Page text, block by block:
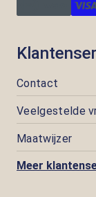
Contact
Veelgestelde
Maatwijzer
Meer